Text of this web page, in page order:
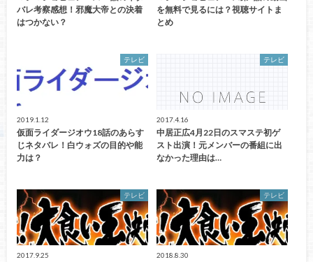
バレ考察感想！邪魔大帝との決着
はつかない？
を無料で見るには？視聴サイトま
とめ
テレビ
2019.1.12
仮面ライダージオウ18話のあらす
じネタバレ！白ウォズの目的や能
力は？
テレビ
2017.4.16
中居正広4月22日のスマステ初ゲ
スト出演！元メンバーの番組に出
なかった理由は…
テレビ
2017.9.25
テレビ
2018.8.30